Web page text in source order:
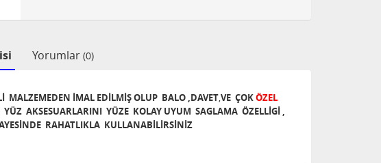
Yorumlar (0)
MALZEMEDEN İMAL EDİLMİŞ OLUP BALO ,DAVET,VE ÇOKÖZEL
AKSESUARLARINI YÜZE KOLAY UYUM SAGLAMA ÖZELLİGİ ,
RAHATLIKLA KULLANABİLİRSİNİZ